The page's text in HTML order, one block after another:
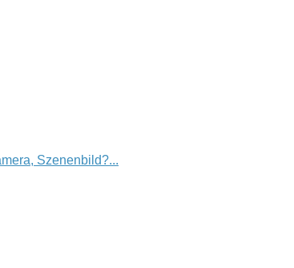
Szenenbild?...